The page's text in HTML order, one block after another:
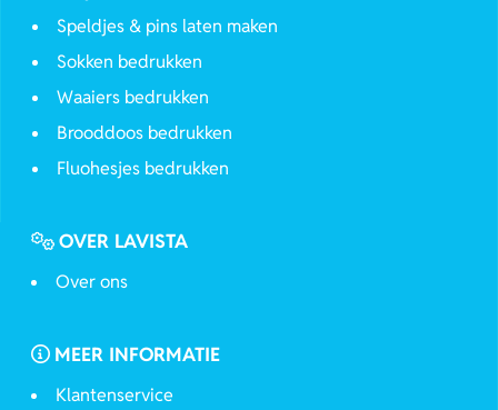
Speldjes & pins laten maken
Sokken bedrukken
Waaiers bedrukken
Brooddoos bedrukken
Fluohesjes bedrukken
OVER LAVISTA
Over ons
MEER INFORMATIE
Klantenservice